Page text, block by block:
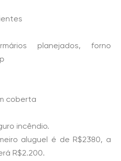
planejados, forno
coberta
incêndio.
aluguel é de R$2380, a
R$2.200.